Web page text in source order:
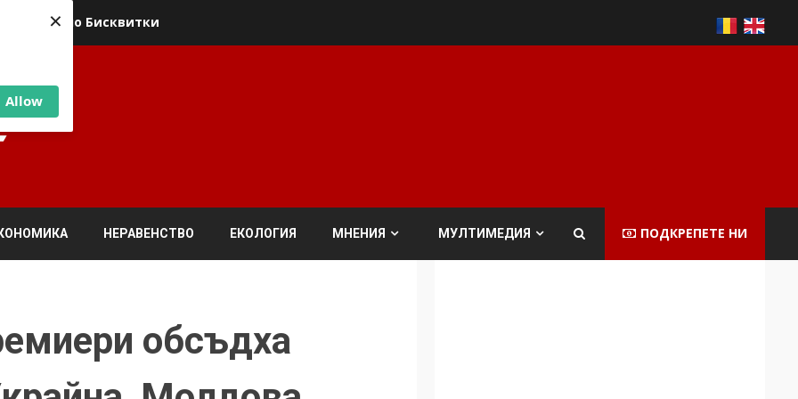
Allow
×
относно Бисквитки
НЕРАВЕНСТВО ЕКОЛОГИЯ МНЕНИЯ МУЛТИМЕДИЯ ПОДКРЕПЕТЕ НИ
обсъдха